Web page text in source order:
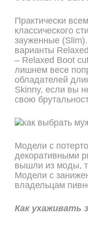
Практически
классического
зауженные
варианты
– Relaxed Boot
лишнем весе
обладателей
Skinny, если вы
свою
Модели с
декоративными
вышли из моды,
Модели с
владельцам
Как ухаживать